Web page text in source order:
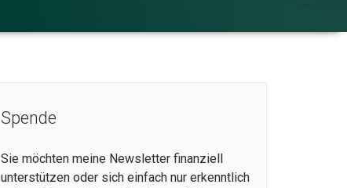
Spende
Sie möchten meine Newsletter finanziell
unterstützen oder sich einfach nur erkenntlich